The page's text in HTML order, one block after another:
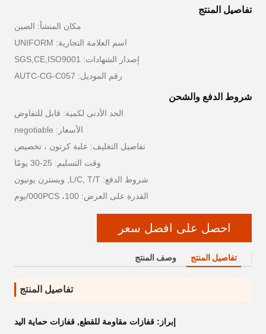
تفاصيل المنتج
مكان المنشأ: الصين
اسم العلامة التجارية: UNIFORM
إصدار الشهادات: SGS,CE,ISO9001
رقم الموديل: AUTC-CG-C057
شروط الدفع والشحن
الحد الأدنى لكمية: قابل للتفاوض
الأسعار: negotiable
تفاصيل التغليف: علبة كرتون ، تخصيص
وقت التسليم: 25-30 يومًا
شروط الدفع: L/C, T/T, ويسترن يونيون
القدرة على العرض: 100، 000PCS/يوم
احصل على افضل سعر
تفاصيل المنتج وصف المنتج
تفاصيل المنتج
إبراز: قفازات مقاومة للقطع, قفازات حماية اليد